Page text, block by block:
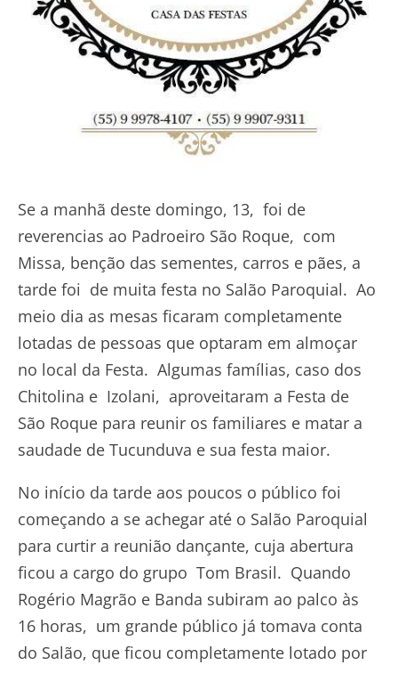
Se a manhã deste domingo, 13, foi de
reverencias ao Padroeiro São Roque, com
Missa, benção das sementes, carros e pães, a
tarde foi de muita festa no Salão Paroquial. Ao
meio dia as mesas ficaram completamente
lotadas de pessoas que optaram em almoçar
no local da Festa. Algumas famílias, caso dos
Chitolina e Izolani, aproveitaram a Festa de
São Roque para reunir os familiares e matar a
saudade de Tucunduva e sua festa maior.
No início da tarde aos poucos o público foi
começando a se achegar até o Salão Paroquial
para curtir a reunião dançante, cuja abertura
ficou a cargo do grupo Tom Brasil. Quando
Rogério Magrão e Banda subiram ao palco às
16 horas, um grande público já tomava conta
do Salão, que ficou completamente lotado por